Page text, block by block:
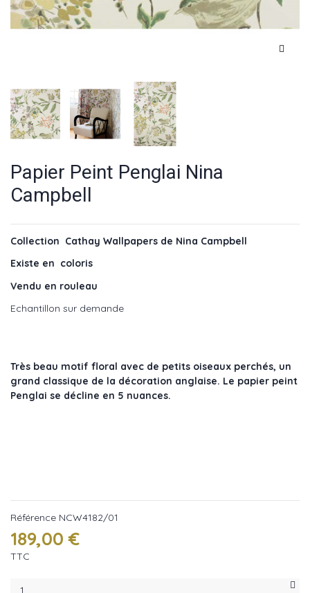
Papier Peint Penglai Nina
Campbell
Collection Cathay Wallpapers de Nina Campbell
Existe en coloris
Vendu en rouleau
Echantillon sur demande
Très beau motif floral avec de petits oiseaux perchés, un
grand classique de la décoration anglaise. Le papier peint
Penglai se décline en 5 nuances.
Référence NCW4182/01
189,00 €
TTC